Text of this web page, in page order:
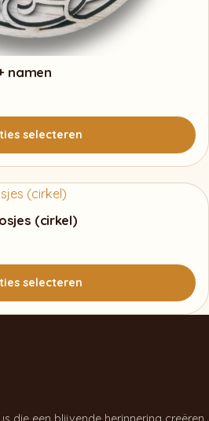
namen
selecteren
(cirkel)
selecteren